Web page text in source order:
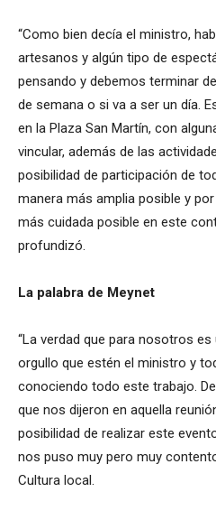
“Como bien decía el ministro,
artesanos y algún tipo de
pensando y debemos terminar
de semana o si va a ser un día.
en la Plaza San Martín, con
vincular, además de las
posibilidad de participación de
manera más amplia posible y
más cuidada posible en este
profundizó.
La palabra de Meynet
“La verdad que para nosotros
orgullo que estén el ministro y
conociendo todo este trabajo.
que nos dijeron en aquella
posibilidad de realizar este
nos puso muy pero muy
Cultura local.